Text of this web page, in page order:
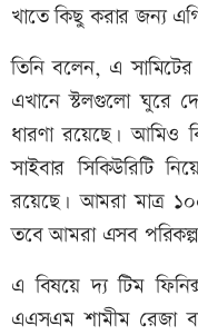
খাতে কিছু করার জন্য
তিনি বলেন, এ সামিটের
এখানে স্টলগুলো ঘুরে
ধারণা রয়েছে। আমিও
সাইবার সিকিউরিটি
রয়েছে। আমরা মাত্র
তবে আমরা এসব
এ বিষয়ে দ্য টিম
এএসএম শামীম রেজা